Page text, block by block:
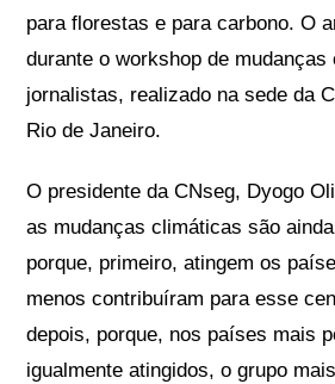
para florestas e para carbono. O
durante o workshop de
jornalistas, realizado na sede da
Rio de Janeiro.
O presidente da CNseg, Dyogo
as mudanças climáticas são
porque, primeiro, atingem os
menos contribuíram para esse
depois, porque, nos países mais
igualmente atingidos, o grupo